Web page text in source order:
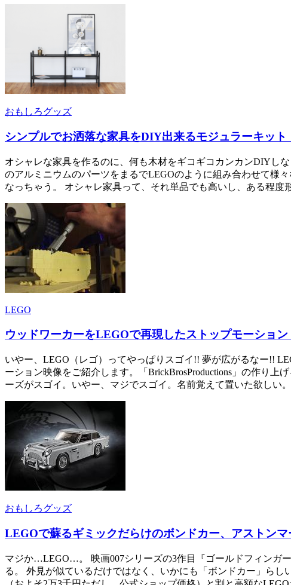
おもしろグッズ
シンプルでお洒落な家具をDIY出来るモジュラーキット
オシャレな家具を作るのに、何も木材をギコギコカンカンDIYし
のアルミニウムのパーツをまるでLEGOのように組み合わせて様
なっちゃう。 オシャレ家具って、それ単品でも高いし、ある程
LEGO
ウッドワーカーをLEGOで再現したストップモーショ
いやー、LEGO（レゴ）ってやっぱりスゴイ!! 夢が広がるなー!!
ーション映像をご紹介します。「BrickBrosProductions」の作り
ーズがスゴイ。いやー、マジでスゴイ。名前覚えて置いた欲しい。
おもしろグッズ
LEGOで蘇るギミックだらけのボンドカー、アストン
マジか…LEGO…。 映画007シリーズの3作目『ゴールドフィンガ
る。 外見が似ているだけではなく、いかにも「ボンドカー」ら